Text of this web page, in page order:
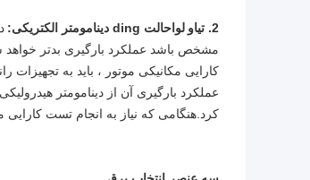
2. تی او لوا حالت ding دینامومتر الکتریکی:
مشخص باشد عملکرد بارگیری بدتر
کارایی مکانیکی موتور ، باید به تجهیزات
عملکرد بارگیری آن از دینامومتر
کرد.هنگامی که نیاز به انجام تست